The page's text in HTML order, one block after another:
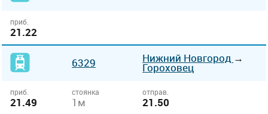
приб.
21.22
6329 Нижний Новгород →
Гороховец
приб.
21.49
стоянка
1м
отправ.
21.50